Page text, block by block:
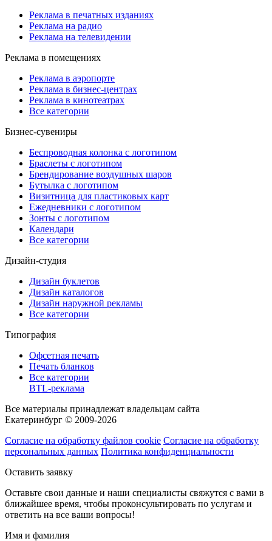
Реклама в печатных изданиях
Реклама на радио
Реклама на телевидении
Реклама в помещениях
Реклама в аэропорте
Реклама в бизнес-центрах
Реклама в кинотеатрах
Все категории
Бизнес-сувениры
Беспроводная колонка с логотипом
Браслеты с логотипом
Брендирование воздушных шаров
Бутылка с логотипом
Визитница для пластиковых карт
Ежедневники с логотипом
Зонты с логотипом
Календари
Все категории
Дизайн-студия
Дизайн буклетов
Дизайн каталогов
Дизайн наружной рекламы
Все категории
Типография
Офсетная печать
Печать бланков
Все категории
BTL-реклама
Все материалы принадлежат владельцам сайта
Екатеринбург © 2009-2026
Согласие на обработку файлов cookie Согласие на обработку
персональных данных Политика конфиденциальности
Оставить заявку
Оставьте свои данные и наши специалисты свяжутся с вами в
ближайшее время, чтобы проконсультировать по услугам и
ответить на все ваши вопросы!
Имя и фамилия